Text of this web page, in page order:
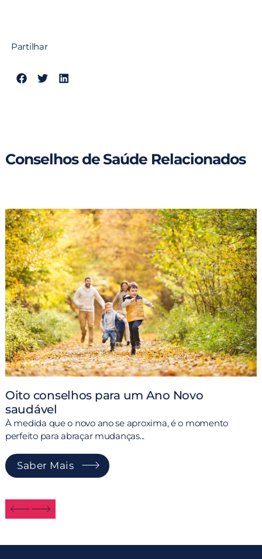
Partilhar
Conselhos de Saúde Relacionados
Oito conselhos para um Ano Novo
saudável
À medida que o novo ano se aproxima, é o momento
perfeito para abraçar mudanças...
Saber Mais